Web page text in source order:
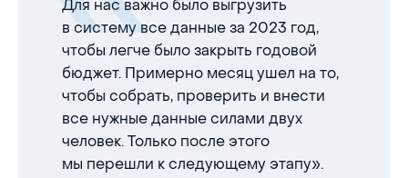
Для нас важно было выгрузить
в систему все данные за 2023 год,
чтобы легче было закрыть годовой
бюджет. Примерно месяц ушел на то,
чтобы собрать, проверить и внести
все нужные данные силами двух
человек. Только после этого
мы перешли к следующему этапу».